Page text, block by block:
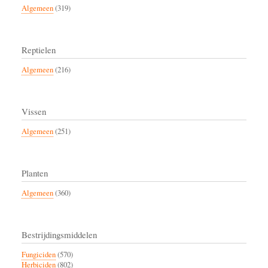
Algemeen(319)
Reptielen
Algemeen(216)
Vissen
Algemeen(251)
Planten
Algemeen(360)
Bestrijdingsmiddelen
Fungiciden(570)
Herbiciden(802)